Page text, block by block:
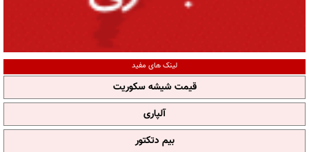
لینک های مفید
قیمت شیشه سکوریت
آلپاری
بیم دتکتور